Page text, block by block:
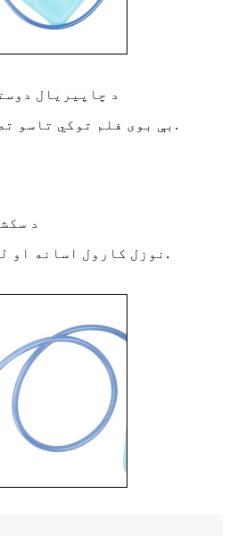
د چاپیریال
بې بوی فلم توکي تاسو ته غوره تجربه درکوي.
د
نوزل کارول اسانه او له لاسونو څخه پاک دی.